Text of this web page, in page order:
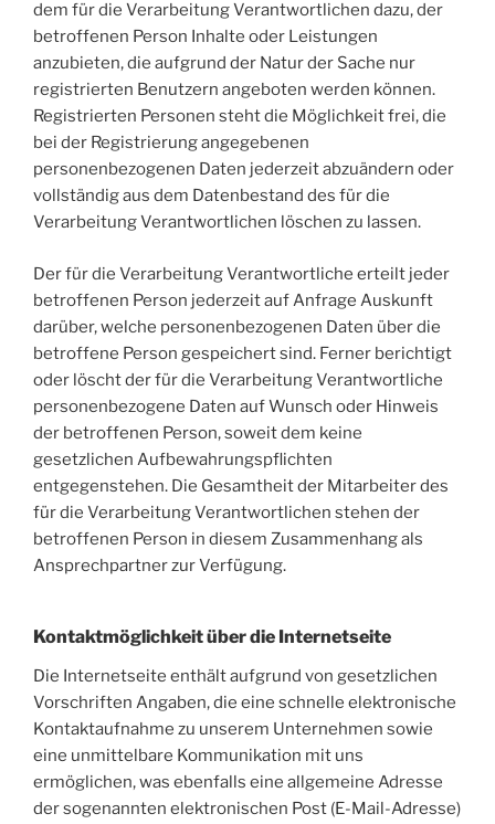
dem für die Verarbeitung Verantwortlichen dazu, der
betroffenen Person Inhalte oder Leistungen
anzubieten, die aufgrund der Natur der Sache nur
registrierten Benutzern angeboten werden können.
Registrierten Personen steht die Möglichkeit frei, die
bei der Registrierung angegebenen
personenbezogenen Daten jederzeit abzuändern oder
vollständig aus dem Datenbestand des für die
Verarbeitung Verantwortlichen löschen zu lassen.
Der für die Verarbeitung Verantwortliche erteilt jeder
betroffenen Person jederzeit auf Anfrage Auskunft
darüber, welche personenbezogenen Daten über die
betroffene Person gespeichert sind. Ferner berichtigt
oder löscht der für die Verarbeitung Verantwortliche
personenbezogene Daten auf Wunsch oder Hinweis
der betroffenen Person, soweit dem keine
gesetzlichen Aufbewahrungspflichten
entgegenstehen. Die Gesamtheit der Mitarbeiter des
für die Verarbeitung Verantwortlichen stehen der
betroffenen Person in diesem Zusammenhang als
Ansprechpartner zur Verfügung.
Kontaktmöglichkeit über die Internetseite
Die Internetseite enthält aufgrund von gesetzlichen
Vorschriften Angaben, die eine schnelle elektronische
Kontaktaufnahme zu unserem Unternehmen sowie
eine unmittelbare Kommunikation mit uns
ermöglichen, was ebenfalls eine allgemeine Adresse
der sogenannten elektronischen Post (E-Mail-Adresse)